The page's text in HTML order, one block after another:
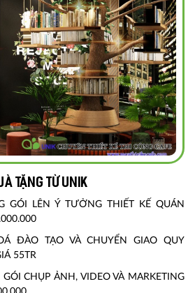
tặng từ unik
GÓI LÊN Ý TƯỞNG THIẾT KẾ QUÁN
ĐÀO TẠO VÀ CHUYỂN GIAO QUY
55TR
GÓI CHỤP ẢNH, VIDEO VÀ MARKETING